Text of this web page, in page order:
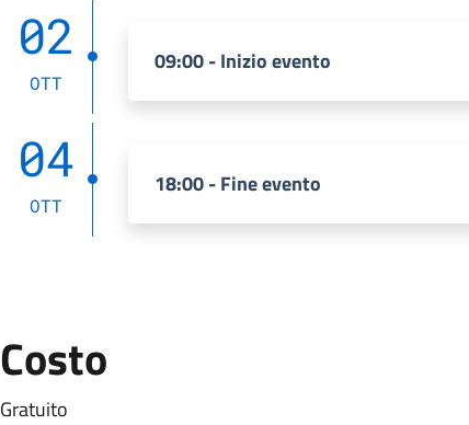
02
OTT
09:00 - Inizio evento
04
OTT
18:00 - Fine evento
Costo
Gratuito